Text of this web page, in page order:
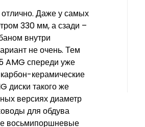
Даже у самых
330 мм, а сзади –
внутри
не очень. Тем
AMG спереди уже
керамические
диски такого же
версиях диаметр
для обдува
восьмипоршневые